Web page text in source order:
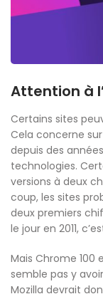
Attention à
Certains sites
Cela concerne
depuis des
technologies.
versions à deux
coup, les sites
deux premiers
le jour en 2011,
Mais Chrome 100
semble pas y
Mozilla devrait